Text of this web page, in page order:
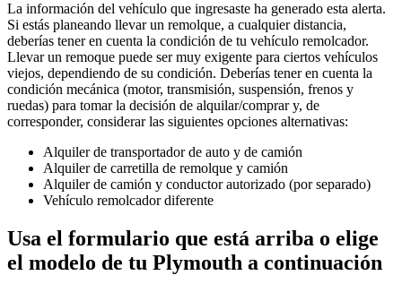
La información del vehículo que ingresaste ha generado esta alerta.
Si estás planeando llevar un remolque, a cualquier distancia,
deberías tener en cuenta la condición de tu vehículo remolcador.
Llevar un remoque puede ser muy exigente para ciertos vehículos
viejos, dependiendo de su condición. Deberías tener en cuenta la
condición mecánica (motor, transmisión, suspensión, frenos y
ruedas) para tomar la decisión de alquilar/comprar y, de
corresponder, considerar las siguientes opciones alternativas:
Alquiler de transportador de auto y de camión
Alquiler de carretilla de remolque y camión
Alquiler de camión y conductor autorizado (por separado)
Vehículo remolcador diferente
Usa el formulario que está arriba o elige
el modelo de tu Plymouth a continuación